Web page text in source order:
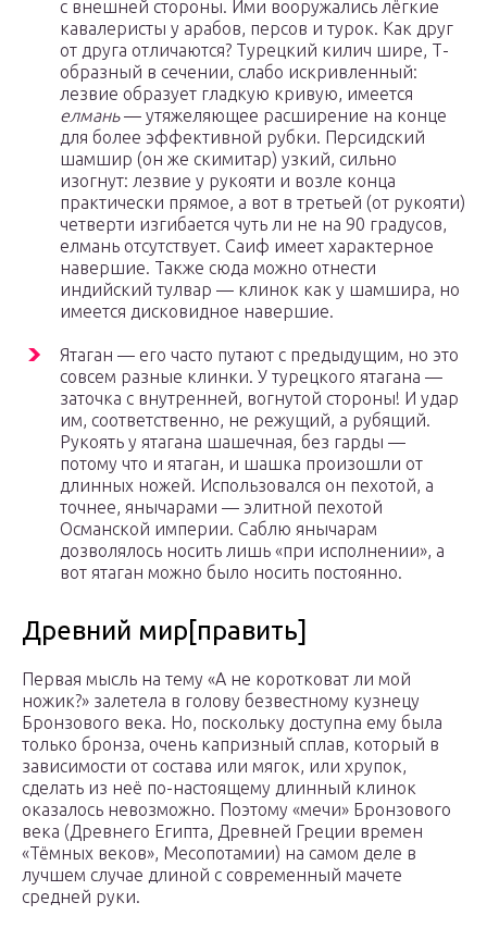
с внешней стороны. Ими вооружались лёгкие
кавалеристы у арабов, персов и турок. Как друг
от друга отличаются? Турецкий килич шире, Т-
образный в сечении, слабо искривленный:
лезвие образует гладкую кривую, имеется
елмань— утяжеляющее расширение на конце
для более эффективной рубки. Персидский
шамшир (он же скимитар) узкий, сильно
изогнут: лезвие у рукояти и возле конца
практически прямое, а вот в третьей (от рукояти)
четверти изгибается чуть ли не на 90 градусов,
елмань отсутствует. Саиф имеет характерное
навершие. Также сюда можно отнести
индийский тулвар — клинок как у шамшира, но
имеется дисковидное навершие.
Ятаган — его часто путают с предыдущим, но это
совсем разные клинки. У турецкого ятагана —
заточка с внутренней, вогнутой стороны! И удар
им, соответственно, не режущий, а рубящий.
Рукоять у ятагана шашечная, без гарды —
потому что и ятаган, и шашка произошли от
длинных ножей. Использовался он пехотой, а
точнее, янычарами — элитной пехотой
Османской империи. Саблю янычарам
дозволялось носить лишь «при исполнении», а
вот ятаган можно было носить постоянно.
Древний мир[править]
Первая мысль на тему «А не коротковат ли мой
ножик?» залетела в голову безвестному кузнецу
Бронзового века. Но, поскольку доступна ему была
только бронза, очень капризный сплав, который в
зависимости от состава или мягок, или хрупок,
сделать из неё по-настоящему длинный клинок
оказалось невозможно. Поэтому «мечи» Бронзового
века (Древнего Египта, Древней Греции времен
«Тёмных веков», Месопотамии) на самом деле в
лучшем случае длиной с современный мачете
средней руки.